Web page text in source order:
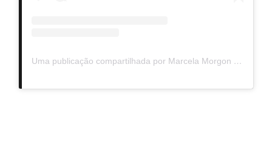
Uma publicação compartilhada por Marcela Morgon (@marcelamorgon)